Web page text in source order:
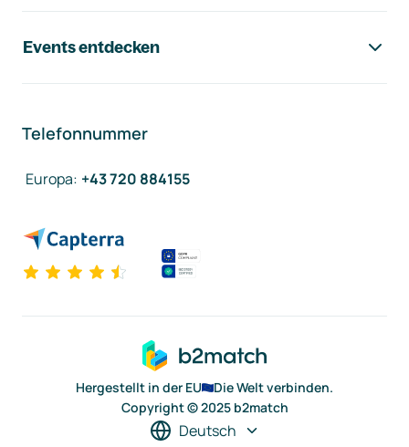
Events entdecken
Telefonnummer
Europa: +43 720 884155
Hergestellt in der EU
Die Welt verbinden.
Copyright © 2025 b2match
Deutsch